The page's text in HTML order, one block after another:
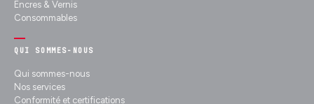
Encres & Vernis
Consommables
QUI SOMMES-NOUS
Qui sommes-nous
Nos services
Conformité et certifications